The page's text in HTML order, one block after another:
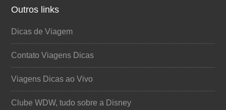
Outros links
Dicas de Viagem
Contato Viagens Dicas
Viagens Dicas ao Vivo
Clube WDW, tudo sobre a Disney